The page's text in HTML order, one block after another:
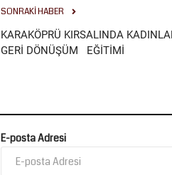
SONRAKI HABER
KARAKÖPRÜ KIRSALINDA
GERİ DÖNÜŞÜM EĞİTİMİ
E-posta Adresi